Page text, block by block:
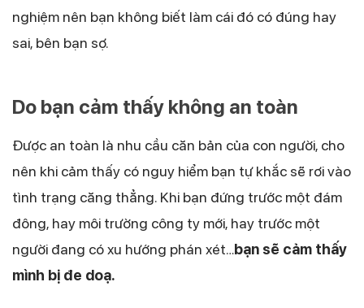
nghiệm nên bạn không biết làm cái đó có đúng hay
sai, bên bạn sợ.
Do bạn cảm thấy không an toàn
Được an toàn là nhu cầu căn bản của con người, cho
nên khi cảm thấy có nguy hiểm bạn tự khắc sẽ rơi vào
tình trạng căng thẳng. Khi bạn đứng trước một đám
đông, hay môi trường công ty mới, hay trước một
người đang có xu hướng phán xét…bạn sẽ cảm thấy
mình bị đe doạ.